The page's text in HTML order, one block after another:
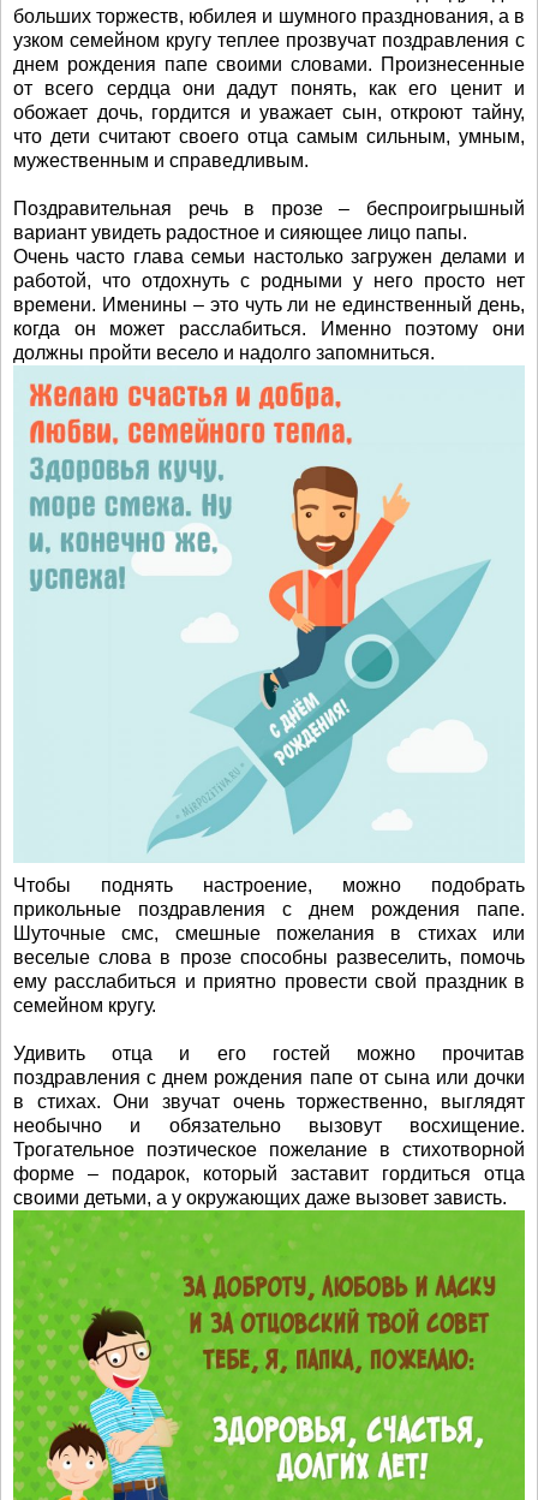
больших торжеств, юбилея и шумного празднования, а в
узком семейном кругу теплее прозвучат поздравления с
днем рождения папе своими словами. Произнесенные
от всего сердца они дадут понять, как его ценит и
обожает дочь, гордится и уважает сын, откроют тайну,
что дети считают своего отца самым сильным, умным,
мужественным и справедливым.
Поздравительная речь в прозе – беспроигрышный
вариант увидеть радостное и сияющее лицо папы.
Очень часто глава семьи настолько загружен делами и
работой, что отдохнуть с родными у него просто нет
времени. Именины – это чуть ли не единственный день,
когда он может расслабиться. Именно поэтому они
должны пройти весело и надолго запомниться.
Чтобы поднять настроение, можно подобрать
прикольные поздравления с днем рождения папе.
Шуточные смс, смешные пожелания в стихах или
веселые слова в прозе способны развеселить, помочь
ему расслабиться и приятно провести свой праздник в
семейном кругу.
Удивить отца и его гостей можно прочитав
поздравления с днем рождения папе от сына или дочки
в стихах. Они звучат очень торжественно, выглядят
необычно и обязательно вызовут восхищение.
Трогательное поэтическое пожелание в стихотворной
форме – подарок, который заставит гордиться отца
своими детьми, а у окружающих даже вызовет зависть.